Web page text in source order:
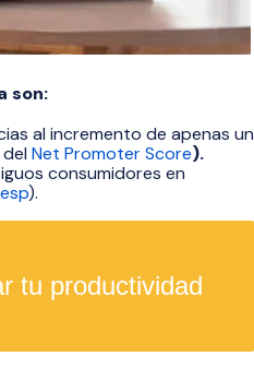
son:
al incremento de apenas un
Net Promoter Score).
consumidores en
).
tu productividad